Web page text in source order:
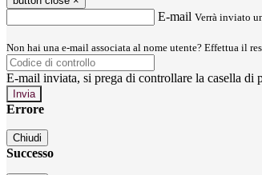
E-mail Verrà inviato
Non hai una e-mail associata al nome utente? Effettua il
E-mail inviata, si prega di controllare la casella di
Errore
Chiudi
Successo